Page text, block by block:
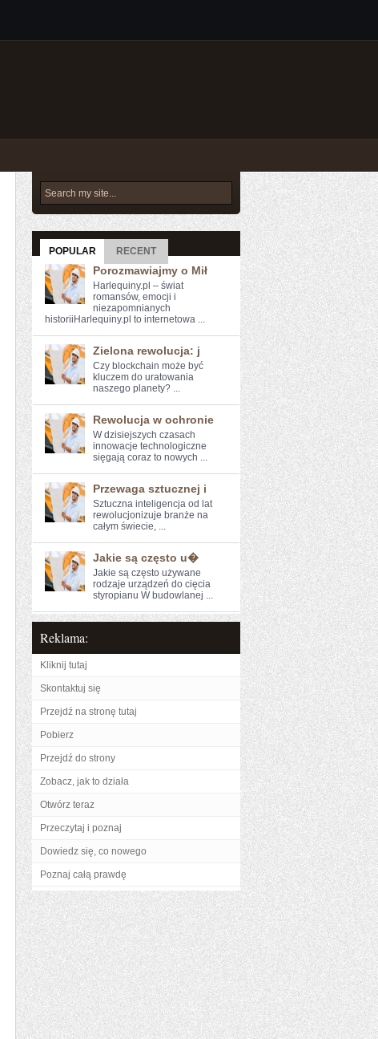
POPULAR RECENT
Porozmawiajmy o Mił
Harlequiny.pl – świat
romansów, emocji i
niezapomnianych
historiiHarlequiny.pl to internetowa ...
Zielona rewolucja: j
Czy blockchain może być
kluczem do uratowania
naszego ⁣planety? ...
Rewolucja w ochronie
W dzisiejszych czasach‍
innowacje technologiczne
sięgają coraz to nowych ...
Przewaga sztucznej i
Sztuczna inteligencja od lat
rewolucjonizuje ⁢branże na
całym świecie, ...
Jakie są często u�
Jakie są często używane
rodzaje urządzeń do cięcia
styropianu W budowlanej ...
Reklama:
Kliknij tutaj
Skontaktuj się
Przejdź na stronę tutaj
Pobierz
Przejdź do strony
Zobacz, jak to działa
Otwórz teraz
Przeczytaj i poznaj
Dowiedz się, co nowego
Poznaj całą prawdę